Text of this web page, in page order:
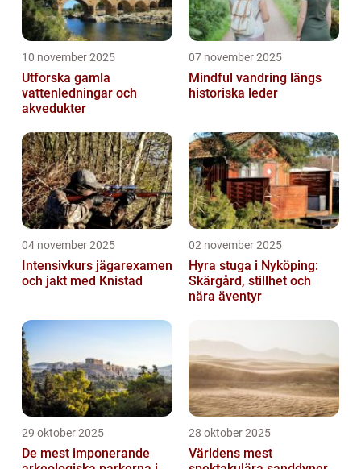
10 november 2025
Utforska gamla
vattenledningar och
akvedukter
07 november 2025
Mindful vandring längs
historiska leder
04 november 2025
Intensivkurs jägarexamen
och jakt med Knistad
02 november 2025
Hyra stuga i Nyköping:
Skärgård, stillhet och
nära äventyr
29 oktober 2025
De mest imponerande
28 oktober 2025
Världens mest